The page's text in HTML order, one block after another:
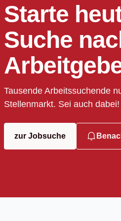
Starte
Suche
Tausende Arbeitssuchende
Stellenmarkt. Sei auch dabei!
zur Jobsuche